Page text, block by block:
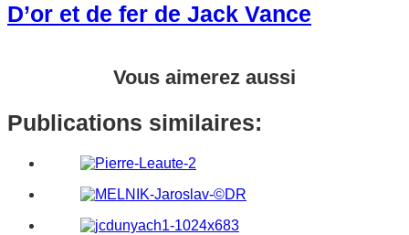
D’or et de fer de Jack Vance
Vous aimerez aussi
Publications similaires: